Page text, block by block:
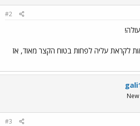
#2
לקראת עליה לפחות בטוח הקצר מאוד, אז
#3